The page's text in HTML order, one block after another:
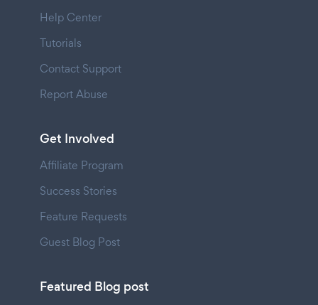
Help Center
Tutorials
Contact Support
Report Abuse
Get Involved
Affiliate Program
Success Stories
Feature Requests
Guest Blog Post
Featured Blog post